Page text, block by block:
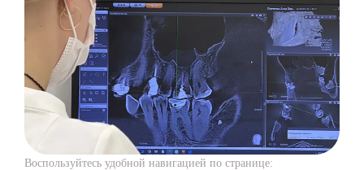
Воспользуйтесь удобной навигацией по странице: